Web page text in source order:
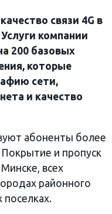
качество связи 4G в
компании
200 базовых
которые
сети,
и качество
абоненты более
и пропуск
всех
районного
поселках.